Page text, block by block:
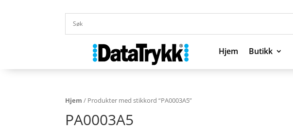
Hjem Butikk
Hjem Butikk
Hjem / Produkter med stikkord “PA0003A5”
PA0003A5